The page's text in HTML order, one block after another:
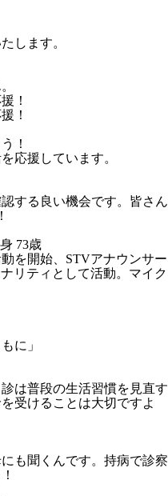
します。
！
応援しています。
する良い機会です。皆さん
73歳
を開始、STVアナウンサー
リティとして活動。マイク
に」
は普段の生活習慣を見直す
受けることは大切ですよ
も聞くんです。持病で診察